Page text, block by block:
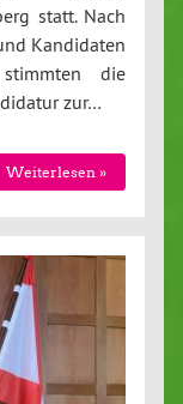
statt. Nach
Kandidaten
die
zur…
Weiterlesen »